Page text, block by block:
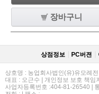
장바구니
상점정보 PC버젼
상호명 : 농업회사법인(유)유모례
대표 : 오근수 | 개인정보 보호 책임
사업자등록번호 :404-81-26540 |